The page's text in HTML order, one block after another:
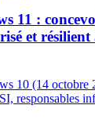
11 :
et résilient
10 (14 octobre
responsables